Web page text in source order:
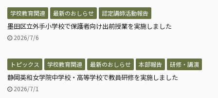
学校教育関連 最新のおしらせ 認定講師活動報告
墨田区立外手小学校で保護者向け出前授業を実施しました
2026/7/6
トピックス 学校教育関連 最新のおしらせ 本部報告 研修・講演
静岡英和女学院中学校・高等学校で教員研修を実施しました
2026/7/1